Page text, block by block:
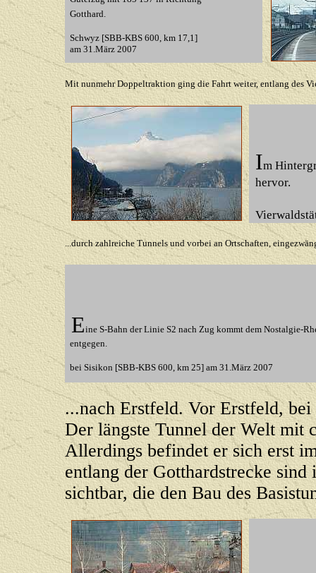
Gotthard.
Schwyz [SBB-KBS 600, km 17,1]
am 31.März 2007
Mit nunmehr Doppeltraktion ging die Fahrt weiter, entlang des
Im
hervor.
...durch zahlreiche Tunnels und vorbei an Ortschaften,
Eine S-Bahn der Linie S2 nach Zug kommt dem Nostalgie-
entgegen.
bei Sisikon [SBB-KBS 600, km 25] am 31.März 2007
...nach Erstfeld. Vor Erstfeld,
Der längste Tunnel der Welt mit
Allerdings befindet er sich erst
entlang der Gotthardstrecke
sichtbar, die den Bau des